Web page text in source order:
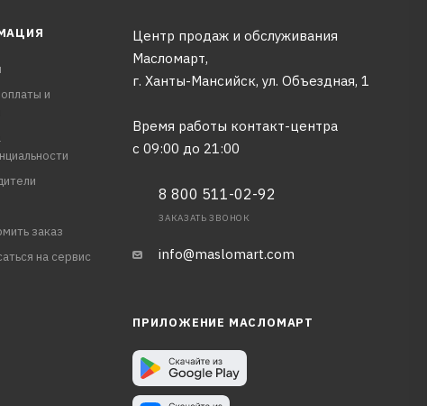
и
заказ
на сервис
Центр продаж и обслуживания
Масломарт,
г. Ханты-Мансийск, ул. Объездная, 1
Время работы контакт-центра
с 09:00 до 21:00
8 800 511-02-92
ЗАКАЗАТЬ ЗВОНОК
info@maslomart.com
ПРИЛОЖЕНИЕ МАСЛОМАРТ